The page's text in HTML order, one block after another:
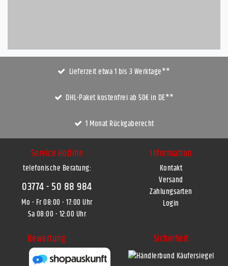
Lieferzeit etwa 1 bis 3 Werktage**
DHL-Paket kostenfrei ab 50€ in DE**
1 Monat Rückgaberecht
Service Hotline
telefonische Beratung:
03774 - 50 88 984
Mo - Fr 08:00 - 17:00 Uhr
Sa 08:00 - 12:00 Uhr
Information
Kontakt
Versand
Zahlungsarten
Login
Bewertung Sicherheit